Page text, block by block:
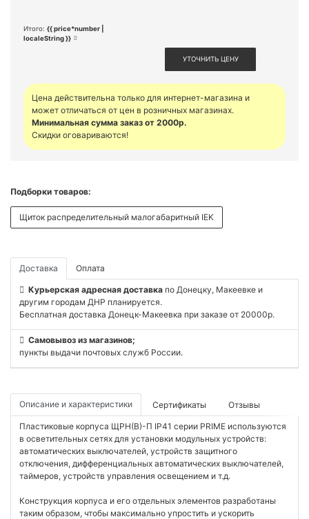
Итого: {{ price*number |
localeString }}
УТОЧНИТЬ ЦЕНУ
Цена действительна только для интернет-магазина и
может отличаться от цен в розничных магазинах.
Минимальная сумма заказ от 2000р.
Скидки оговариваются!
Подборки товаров:
Щиток распределительный малогабаритный IEK
Доставка Оплата
Курьерская адресная доставка по Донецку, Макеевке и
другим городам ДНР планируется.
Бесплатная доставка Донецк-Макеевка при заказе от 20000р.
Самовывоз из магазинов;
пункты выдачи почтовых служб России.
Описание и характеристики Сертификаты Отзывы
Пластиковые корпуса ЩРН(В)-П IP41 серии PRIME используются
в осветительных сетях для установки модульных устройств:
автоматических выключателей, устройств защитного
отключения, дифференциальных автоматических выключателей,
таймеров, устройств управления освещением и т.д.
Конструкция корпуса и его отдельных элементов разработаны
таким образом, чтобы максимально упростить и ускорить